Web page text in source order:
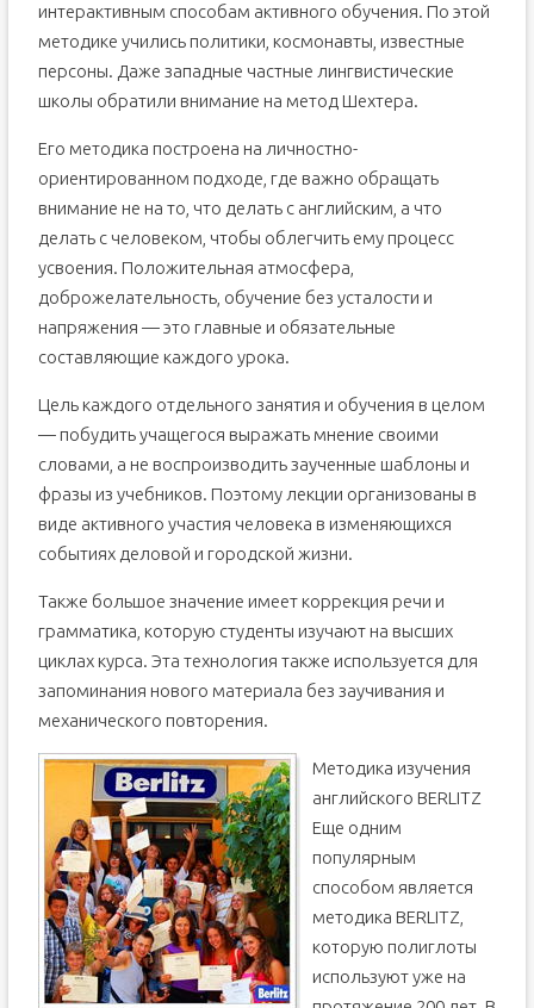
интерактивным способам активного обучения. По этой
методике учились политики, космонавты, известные
персоны. Даже западные частные лингвистические
школы обратили внимание на метод Шехтера.
Его методика построена на личностно-
ориентированном подходе, где важно обращать
внимание не на то, что делать с английским, а что
делать с человеком, чтобы облегчить ему процесс
усвоения. Положительная атмосфера,
доброжелательность, обучение без усталости и
напряжения — это главные и обязательные
составляющие каждого урока.
Цель каждого отдельного занятия и обучения в целом
— побудить учащегося выражать мнение своими
словами, а не воспроизводить заученные шаблоны и
фразы из учебников. Поэтому лекции организованы в
виде активного участия человека в изменяющихся
событиях деловой и городской жизни.
Также большое значение имеет коррекция речи и
грамматика, которую студенты изучают на высших
циклах курса. Эта технология также используется для
запоминания нового материала без заучивания и
механического повторения.
Методика изучения
английского BERLITZ
Еще одним
популярным
способом является
методика BERLITZ,
которую полиглоты
используют уже на